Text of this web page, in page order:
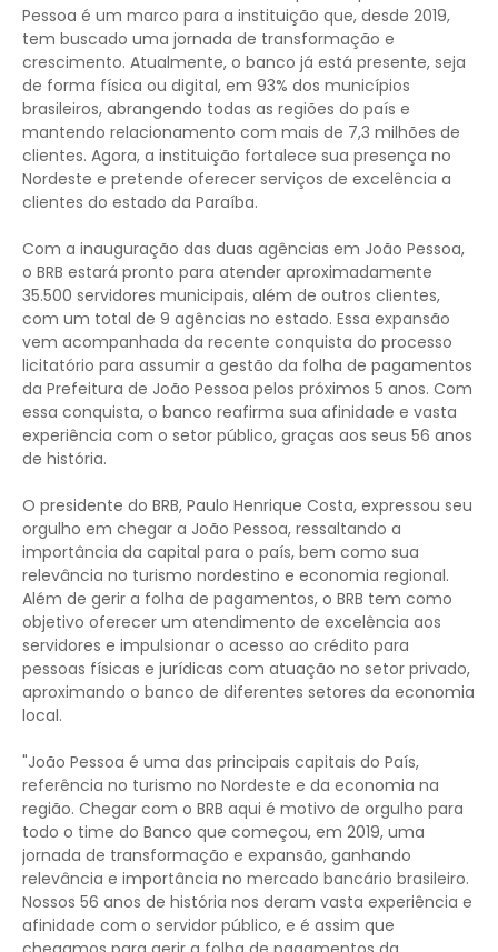
Pessoa é um marco para a instituição que, desde 2019,
tem buscado uma jornada de transformação e
crescimento. Atualmente, o banco já está presente, seja
de forma física ou digital, em 93% dos municípios
brasileiros, abrangendo todas as regiões do país e
mantendo relacionamento com mais de 7,3 milhões de
clientes. Agora, a instituição fortalece sua presença no
Nordeste e pretende oferecer serviços de excelência a
clientes do estado da Paraíba.
Com a inauguração das duas agências em João Pessoa,
o BRB estará pronto para atender aproximadamente
35.500 servidores municipais, além de outros clientes,
com um total de 9 agências no estado. Essa expansão
vem acompanhada da recente conquista do processo
licitatório para assumir a gestão da folha de pagamentos
da Prefeitura de João Pessoa pelos próximos 5 anos. Com
essa conquista, o banco reafirma sua afinidade e vasta
experiência com o setor público, graças aos seus 56 anos
de história.
O presidente do BRB, Paulo Henrique Costa, expressou seu
orgulho em chegar a João Pessoa, ressaltando a
importância da capital para o país, bem como sua
relevância no turismo nordestino e economia regional.
Além de gerir a folha de pagamentos, o BRB tem como
objetivo oferecer um atendimento de excelência aos
servidores e impulsionar o acesso ao crédito para
pessoas físicas e jurídicas com atuação no setor privado,
aproximando o banco de diferentes setores da economia
local.
"João Pessoa é uma das principais capitais do País,
referência no turismo no Nordeste e da economia na
região. Chegar com o BRB aqui é motivo de orgulho para
todo o time do Banco que começou, em 2019, uma
jornada de transformação e expansão, ganhando
relevância e importância no mercado bancário brasileiro.
Nossos 56 anos de história nos deram vasta experiência e
afinidade com o servidor público, e é assim que